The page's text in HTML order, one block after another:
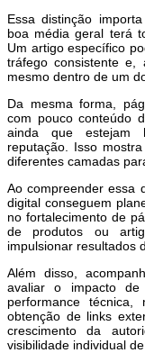
Essa distinção
boa média geral terá
Um artigo específico
tráfego consistente e,
mesmo dentro de um
Da mesma forma,
com pouco conteúdo
ainda que estejam
reputação. Isso
diferentes camadas
Ao compreender essa
digital conseguem
no fortalecimento de
de produtos ou
impulsionar resultados
Além disso,
avaliar o impacto de
performance
obtenção de links
crescimento da
visibilidade individual